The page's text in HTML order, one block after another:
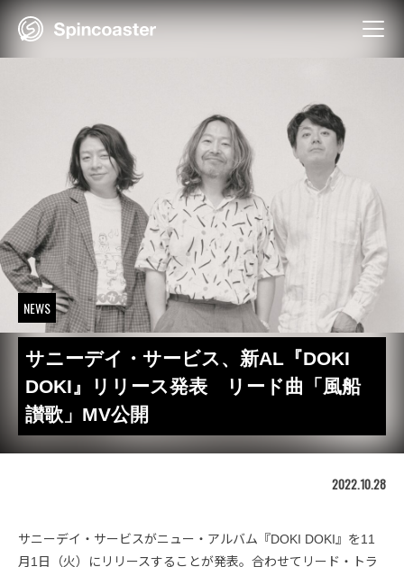
Skip
NEWS
サニーデイ・サービス、新AL『DOKI
DOKI』リリース発表 リード曲「風船
讃歌」MV公開
2022.10.28
サニーデイ・サービスがニュー・アルバム『DOKI DOKI』を11
月1日（火）にリリースすることが発表。合わせてリード・トラ